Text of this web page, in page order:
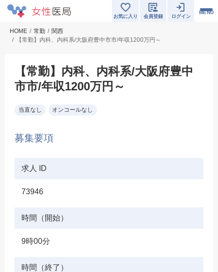
MENU
お気に入り 会員登録 ログイン
HOME 常勤
関西
【常勤】内科、内科系/大阪府豊中市市/年収1200万円～
【常勤】内科、内科系/大阪府豊中
市市/年収1200万円～
当直なし オンコールなし
募集要項
求人 ID
73946
時間（開始）
9時00分
時間（終了）